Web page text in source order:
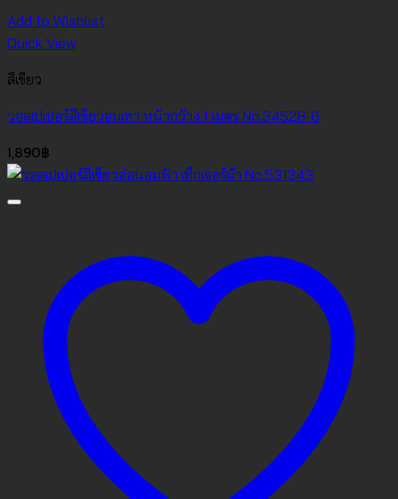
Add to Wishlist
Quick View
สีเขียว
วอลเปเปอร์สีเขียวอมเทา หน้ากว้าง 1 เมตร No.34528-6
1,890฿